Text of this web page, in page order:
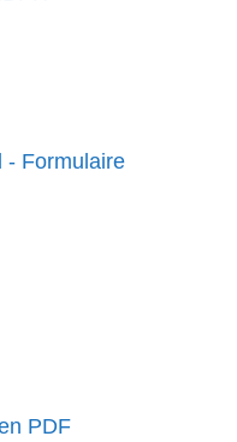
- Formulaire
PDF